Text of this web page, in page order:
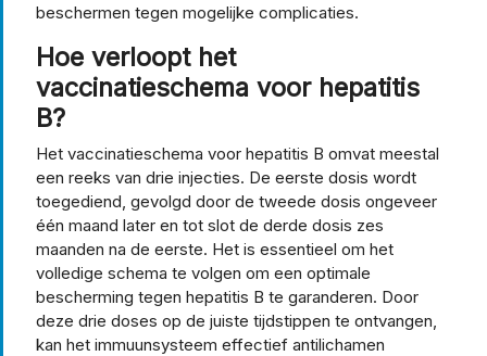
beschermen tegen mogelijke complicaties.
Hoe verloopt het
vaccinatieschema voor hepatitis
B?
Het vaccinatieschema voor hepatitis B omvat meestal
een reeks van drie injecties. De eerste dosis wordt
toegediend, gevolgd door de tweede dosis ongeveer
één maand later en tot slot de derde dosis zes
maanden na de eerste. Het is essentieel om het
volledige schema te volgen om een optimale
bescherming tegen hepatitis B te garanderen. Door
deze drie doses op de juiste tijdstippen te ontvangen,
kan het immuunsysteem effectief antilichamen